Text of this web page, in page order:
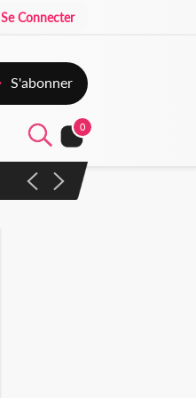
Se Connecter
S'abonner
0